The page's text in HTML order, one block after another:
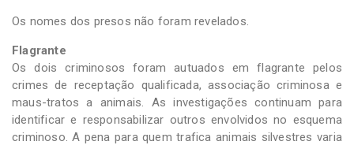
Os nomes dos presos não foram revelados.
Flagrante
Os dois criminosos foram autuados em flagrante pelos
crimes de receptação qualificada, associação criminosa e
maus-tratos a animais. As investigações continuam para
identificar e responsabilizar outros envolvidos no esquema
criminoso. A pena para quem trafica animais silvestres varia